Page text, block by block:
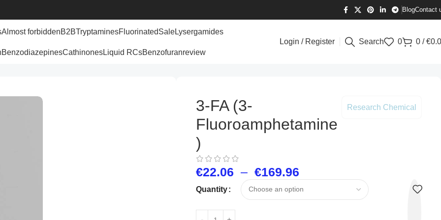
BlogContact
Almost forbiddenB2BTryptaminesFluorinatedSaleLysergamides
BenzodiazepinesCathinonesLiquid RCsBenzofuranreview
Login / Register Search 0 0 / €
3-FA (3-
Fluoroamphetamine
)
Research Chemical
€22.06 – €169.96
Quantity